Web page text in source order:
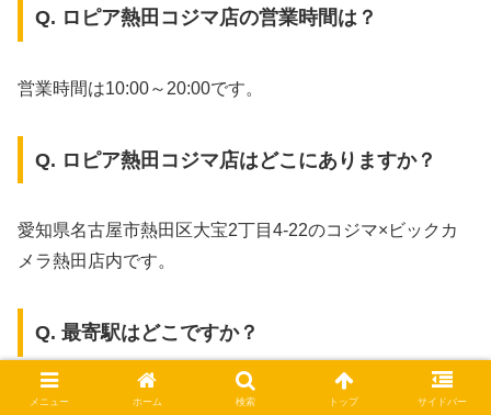
Q. ロピア熱田コジマ店の営業時間は？
営業時間は10:00～20:00です。
Q. ロピア熱田コジマ店はどこにありますか？
愛知県名古屋市熱田区大宝2丁目4-22のコジマ×ビックカ
メラ熱田店内です。
Q. 最寄駅はどこですか？
最寄駅は名古屋市営地下鉄名港線の日比野駅です。日比野
メニュー ホーム 検索 トップ サイドバー